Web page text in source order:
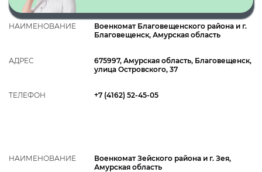
НАИМЕНОВАНИЕ
Военкомат Благовещенского района и г.
Благовещенск, Амурская область
АДРЕС
675997, Амурская область, Благовещенск,
улица Островского, 37
ТЕЛЕФОН +7 (4162) 52-45-05
НАИМЕНОВАНИЕ
Военкомат Зейского района и г. Зея,
Амурская область